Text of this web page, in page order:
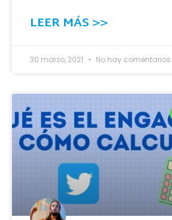
LEER MÁS >>
30 marzo, 2021 No hay comentarios